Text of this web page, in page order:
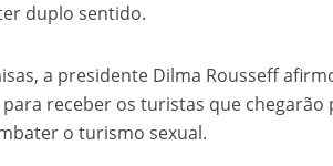
duplo sentido.
a presidente Dilma Rousseff
receber os turistas que chegarão
o turismo sexual.